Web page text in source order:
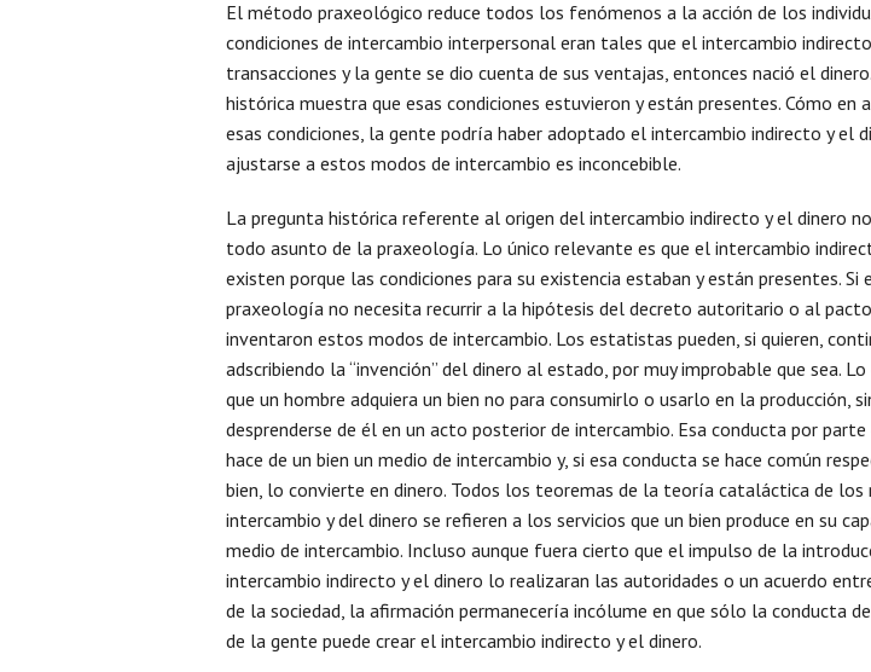
El método praxeológico reduce todos los fenómenos a la acción de los
condiciones de intercambio interpersonal eran tales que el intercambio
transacciones y la gente se dio cuenta de sus ventajas, entonces nació el
histórica muestra que esas condiciones estuvieron y están presentes. Cómo en
esas condiciones, la gente podría haber adoptado el intercambio indirecto y el
ajustarse a estos modos de intercambio es inconcebible.
La pregunta histórica referente al origen del intercambio indirecto y el dinero
todo asunto de la praxeología. Lo único relevante es que el intercambio
existen porque las condiciones para su existencia estaban y están presentes. Si
praxeología no necesita recurrir a la hipótesis del decreto autoritario o al
inventaron estos modos de intercambio. Los estatistas pueden, si quieren,
adscribiendo la “invención” del dinero al estado, por muy improbable que sea.
que un hombre adquiera un bien no para consumirlo o usarlo en la producción,
desprenderse de él en un acto posterior de intercambio. Esa conducta por
hace de un bien un medio de intercambio y, si esa conducta se hace común
bien, lo convierte en dinero. Todos los teoremas de la teoría cataláctica de los
intercambio y del dinero se refieren a los servicios que un bien produce en su
medio de intercambio. Incluso aunque fuera cierto que el impulso de la
intercambio indirecto y el dinero lo realizaran las autoridades o un acuerdo
de la sociedad, la afirmación permanecería incólume en que sólo la conducta
de la gente puede crear el intercambio indirecto y el dinero.